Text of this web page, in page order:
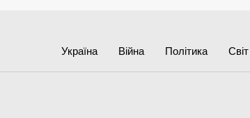
Україна Війна Політика Світ